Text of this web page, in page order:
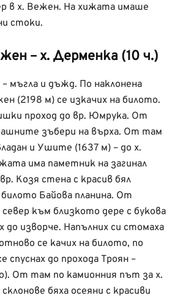
в х. Вежен. На хижата имаше
стоки.
– х. Дерменка (10 ч.)
мъгла и дъжд. По наклонена
(2198 м) се изкачих на билото.
проход до вр. Юмрука. От
зъбери на върха. От там
и Ушите (1637 м) – до х.
има паметник на загинал
Козя стена с красив бял
Байова планина. От
към близкото дере с букова
до изворче. Напълних си стомаха
се качих на билото, по
спуснах до прохода Троян –
От там по камионния път за х.
бяха осеяни с красиви